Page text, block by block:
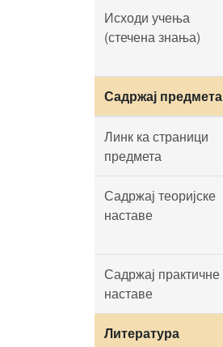
Исходи учења
(стечена знања)
Садржај предмета
Линк ка страници
предмета
Садржај теоријске
наставе
Садржај практичне
наставе
Литература